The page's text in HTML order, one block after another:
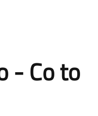
- Co to